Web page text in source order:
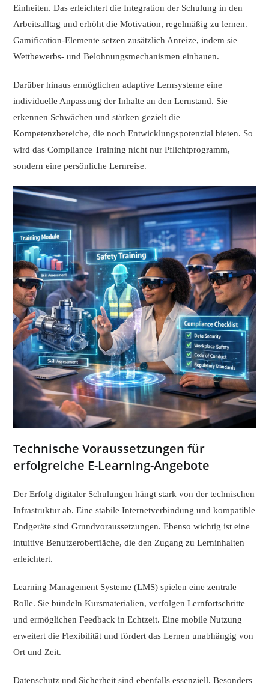
Einheiten. Das erleichtert die Integration der Schulung in den
Arbeitsalltag und erhöht die Motivation, regelmäßig zu lernen.
Gamification-Elemente setzen zusätzlich Anreize, indem sie
Wettbewerbs- und Belohnungsmechanismen einbauen.
Darüber hinaus ermöglichen adaptive Lernsysteme eine
individuelle Anpassung der Inhalte an den Lernstand. Sie
erkennen Schwächen und stärken gezielt die
Kompetenzbereiche, die noch Entwicklungspotenzial bieten. So
wird das Compliance Training nicht nur Pflichtprogramm,
sondern eine persönliche Lernreise.
Technische Voraussetzungen für
erfolgreiche E-Learning-Angebote
Der Erfolg digitaler Schulungen hängt stark von der technischen
Infrastruktur ab. Eine stabile Internetverbindung und kompatible
Endgeräte sind Grundvoraussetzungen. Ebenso wichtig ist eine
intuitive Benutzeroberfläche, die den Zugang zu Lerninhalten
erleichtert.
Learning Management Systeme (LMS) spielen eine zentrale
Rolle. Sie bündeln Kursmaterialien, verfolgen Lernfortschritte
und ermöglichen Feedback in Echtzeit. Eine mobile Nutzung
erweitert die Flexibilität und fördert das Lernen unabhängig von
Ort und Zeit.
Datenschutz und Sicherheit sind ebenfalls essenziell. Besonders